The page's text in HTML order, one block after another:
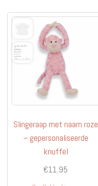
Slingeraap met naam roze
– gepersonaliseerde
knuffel
€11.95